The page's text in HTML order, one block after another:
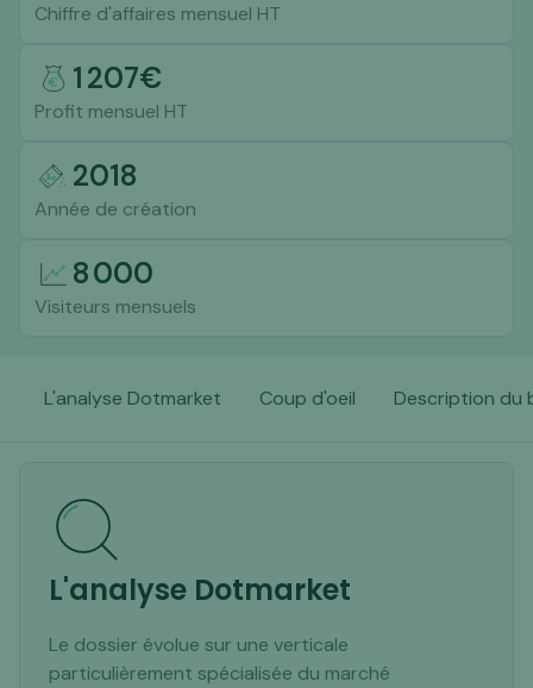
Chiffre d'affaires mensuel HT
1 207€
Profit mensuel HT
2018
Année de création
8 000
Visiteurs mensuels
L'analyse Dotmarket Coup d'oeil Description du
L'analyse Dotmarket
Le dossier évolue sur une verticale
particulièrement spécialisée du marché